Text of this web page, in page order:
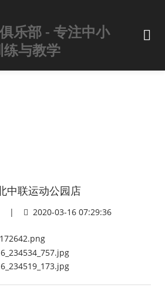
中联运动公园店
2020-03-16 07:29:36